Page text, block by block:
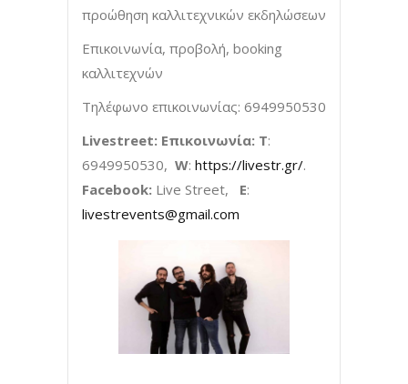
προώθηση καλλιτεχνικών εκδηλώσεων
Επικοινωνία, προβολή, booking
καλλιτεχνών
Τηλέφωνο επικοινωνίας: 6949950530
Livestreet: Επικοινωνία: Τ:
6949950530, W: https://livestr.gr/.
Facebook: Live Street, E:
livestrevents@gmail.com